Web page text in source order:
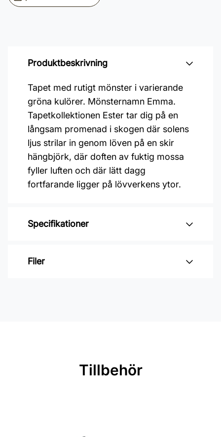
Produktbeskrivning
Tapet med rutigt mönster i varierande
gröna kulörer. Mönsternamn Emma.
Tapetkollektionen Ester tar dig på en
långsam promenad i skogen där solens
ljus strilar in genom löven på en skir
hängbjörk, där doften av fuktig mossa
fyller luften och där lätt dagg
fortfarande ligger på lövverkens ytor.
Specifikationer
Varumärke: Midbec Tapeter
Bredd: 0,53 m
Filer
Tillbehör